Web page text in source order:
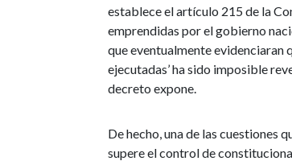
establece el artículo 215 de la
emprendidas por el gobierno
que eventualmente evidenciaran
ejecutadas’ ha sido imposible
decreto expone.
De hecho, una de las cuestiones
supere el control de